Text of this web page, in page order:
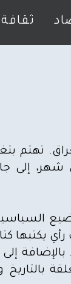
ثقافة
تهتم
إلى
يكتبها
بالإضافة